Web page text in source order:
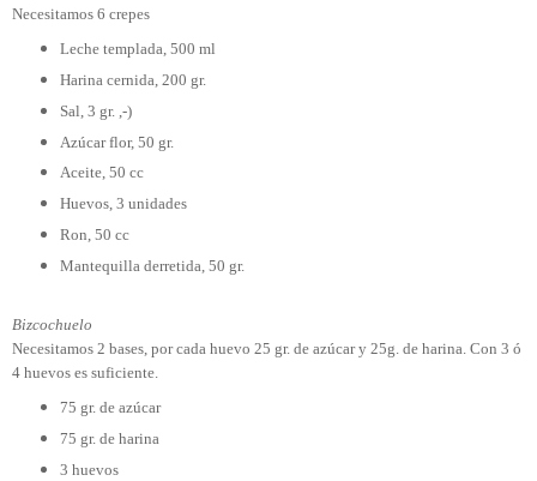
Necesitamos 6 crepes
Leche templada, 500 ml
Harina cernida, 200 gr.
Sal, 3 gr. ,-)
Azúcar flor, 50 gr.
Aceite, 50 cc
Huevos, 3 unidades
Ron, 50 cc
Mantequilla derretida, 50 gr.
Bizcochuelo
Necesitamos 2 bases, por cada huevo 25 gr. de azúcar y 25g. de harina. Con 3 ó
4 huevos es suficiente.
75 gr. de azúcar
75 gr. de harina
3 huevos